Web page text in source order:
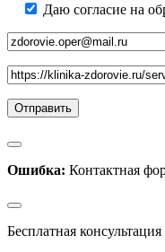
Даю согласие на
Ошибка: Контактная
Бесплатная консультация